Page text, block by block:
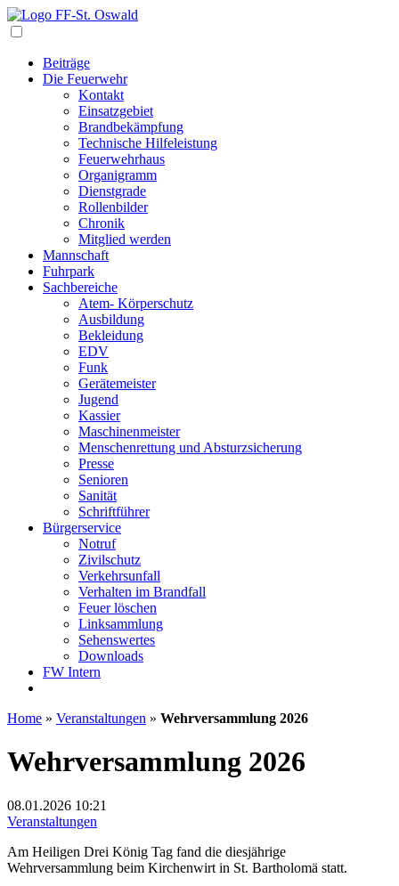
Beiträge
Die Feuerwehr
Kontakt
Einsatzgebiet
Brandbekämpfung
Technische Hilfeleistung
Feuerwehrhaus
Organigramm
Dienstgrade
Rollenbilder
Chronik
Mitglied werden
Mannschaft
Fuhrpark
Sachbereiche
Atem- Körperschutz
Ausbildung
Bekleidung
EDV
Funk
Gerätemeister
Jugend
Kassier
Maschinenmeister
Menschenrettung und Absturzsicherung
Presse
Senioren
Sanität
Schriftführer
Bürgerservice
Notruf
Zivilschutz
Verkehrsunfall
Verhalten im Brandfall
Feuer löschen
Linksammlung
Sehenswertes
Downloads
FW Intern
Home » Veranstaltungen » Wehrversammlung 2026
Wehrversammlung 2026
08.01.2026 10:21
Veranstaltungen
Am Heiligen Drei König Tag fand die diesjährige
Wehrversammlung beim Kirchenwirt in St. Bartholomä statt.